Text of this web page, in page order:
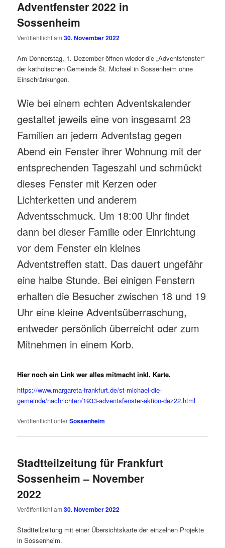
Adventfenster 2022 in
Sossenheim
Veröffentlicht am30. November 2022
Am Donnerstag, 1. Dezember öffnen wieder die „Adventsfenster“
der katholischen Gemeinde St. Michael in Sossenheim ohne
Einschränkungen.
Wie bei einem echten Adventskalender
gestaltet jeweils eine von insgesamt 23
Familien an jedem Adventstag gegen
Abend ein Fenster ihrer Wohnung mit der
entsprechenden Tageszahl und schmückt
dieses Fenster mit Kerzen oder
Lichterketten und anderem
Adventsschmuck. Um 18:00 Uhr findet
dann bei dieser Familie oder Einrichtung
vor dem Fenster ein kleines
Adventstreffen statt. Das dauert ungefähr
eine halbe Stunde. Bei einigen Fenstern
erhalten die Besucher zwischen 18 und 19
Uhr eine kleine Adventsüberraschung,
entweder persönlich überreicht oder zum
Mitnehmen in einem Korb.
Hier noch ein Link wer alles mitmacht inkl. Karte.
https://www.margareta-frankfurt.de/st-michael-die-
gemeinde/nachrichten/1933-adventsfenster-aktion-dez22.html
Veröffentlicht unterSossenheim
Stadtteilzeitung für Frankfurt
Sossenheim – November
2022
Veröffentlicht am30. November 2022
Stadtteilzeitung mit einer Übersichtskarte der einzelnen Projekte
in Sossenheim.